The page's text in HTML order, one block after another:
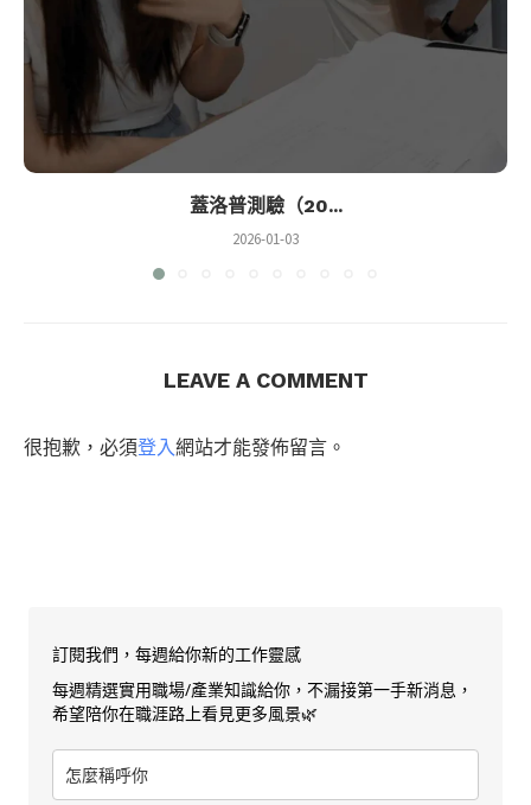
蓋洛普測驗（20...
2026-01-03
LEAVE A COMMENT
很抱歉，必須登入網站才能發佈留言。
訂閱我們，每週給你新的工作靈感
每週精選實用職場/產業知識給你，不漏接第一手新消息，
希望陪你在職涯路上看見更多風景🌿